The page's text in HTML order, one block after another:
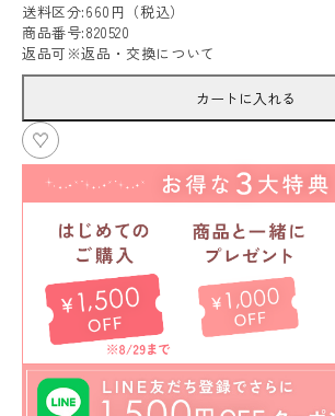
送料区分:660円（税込）
商品番号:820520
返品可 ※返品・交換について
カートに入れる